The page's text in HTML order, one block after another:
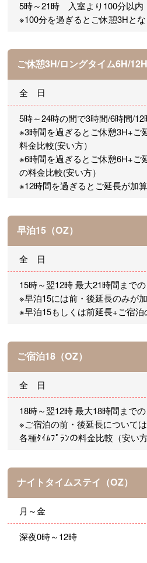
5時～21時 入室より100分以内
※100分を過ぎるとご休憩3Hと
ご休憩3H/ロングタイム6H/12H
全 日
5時～24時の間で3時間/6時間/
※3時間を過ぎるとご休憩3H+ご
料金比較(安い方）
※6時間を過ぎるとご休憩6H+ご
の料金比較(安い方）
※12時間を過ぎるとご延長が加算
早泊15（OZ）
全 日
15時～翌12時 最大21時間まで
※早泊15には前・後延長のみが
※早泊15もしくは前延長+ご宿泊
ご宿泊18（OZ）
全 日
18時～翌12時 最大18時間まで
※ご宿泊の前・後延長について
各種ﾀｲﾑﾌﾟﾗﾝの料金比較（安い方
ナイトタイムステイ（OZ）
月～金
深夜0時～12時